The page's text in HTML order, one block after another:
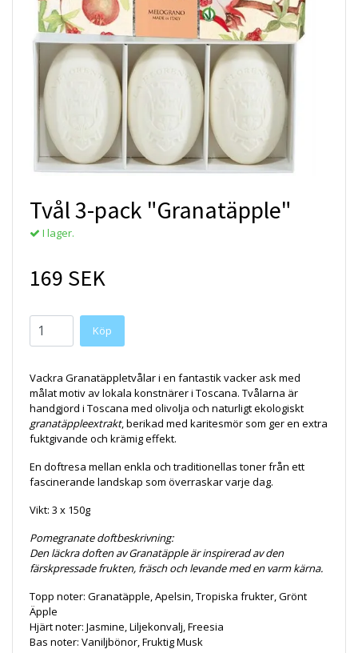
Tvål 3-pack "Granatäpple"
I lager.
169 SEK
Köp
Vackra Granatäppletvålar i en fantastik vacker ask med
målat motiv av lokala konstnärer i Toscana. Tvålarna är
handgjord i Toscana med olivolja och naturligt ekologiskt
granatäppleextrakt, berikad med karitesmör som ger en extra
fuktgivande och krämig effekt.
En doftresa mellan enkla och traditionellas toner från ett
fascinerande landskap som överraskar varje dag.
Vikt: 3 x 150g
Pomegranate doftbeskrivning:
Den läckra doften av Granatäpple är inspirerad av den
färskpressade frukten, fräsch och levande med en varm kärna.
Topp noter: Granatäpple, Apelsin, Tropiska frukter, Grönt
Äpple
Hjärt noter: Jasmine, Liljekonvalj, Freesia
Bas noter: Vaniljbönor, Fruktig Musk